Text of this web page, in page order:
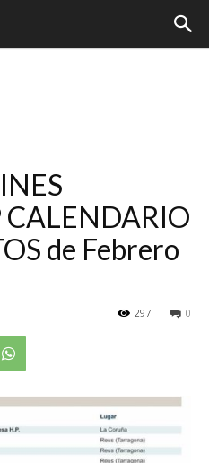
de Febrero
0
297